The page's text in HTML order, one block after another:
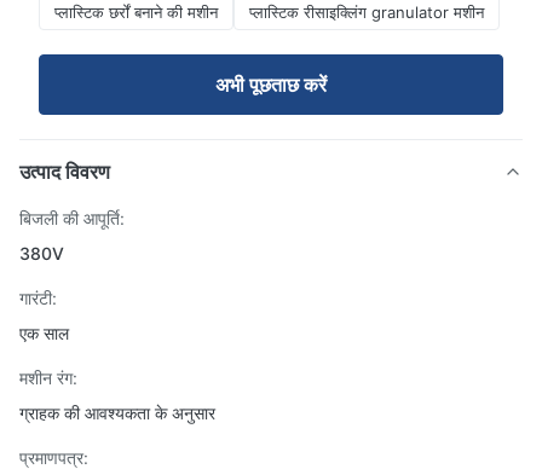
प्लास्टिक छर्रों बनाने की मशीन
प्लास्टिक रीसाइक्लिंग granulator मशीन
अभी पूछताछ करें
उत्पाद विवरण
बिजली की आपूर्ति:
380V
गारंटी:
एक साल
मशीन रंग:
ग्राहक की आवश्यकता के अनुसार
प्रमाणपत्र: